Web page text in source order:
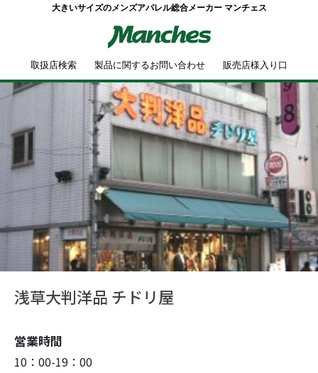
大きいサイズのメンズアパレル総合メーカー マンチェス
取扱店検索 製品に関するお問い合わせ 販売店様入り口
浅草大判洋品 チドリ屋
営業時間
10：00-19：00